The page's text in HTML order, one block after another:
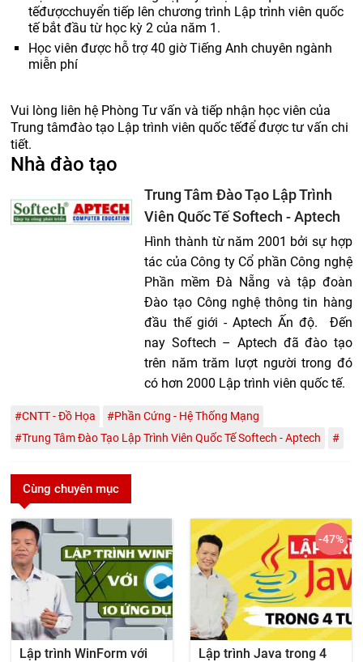
tếđượcchuyển tiếp lên chương trình Lập trình viên quốc
tế bắt đầu từ học kỳ 2 của năm 1.
Học viên được hỗ trợ 40 giờ Tiếng Anh chuyên ngành
miễn phí
Vui lòng liên hệ Phòng Tư vấn và tiếp nhận học viên của
Trung tâmđào tạo Lập trình viên quốc tếđể được tư vấn chi
tiết.
Nhà đào tạo
Trung Tâm Đào Tạo Lập Trình
Viên Quốc Tế Softech - Aptech
Hình thành từ năm 2001 bởi sự hợp
tác của Công ty Cổ phần Công nghệ
Phần mềm Đà Nẵng và tập đoàn
Đào tạo Công nghệ thông tin hàng
đầu thế giới - Aptech Ấn độ. Đến
nay Softech – Aptech đã đào tạo
trên năm trăm lượt người trong đó
có hơn 2000 Lập trình viên quốc tế.
#CNTT - Đồ Họa
#Phần Cứng - Hệ Thống Mạng
#Trung Tâm Đào Tạo Lập Trình Viên Quốc Tế Softech - Aptech
#
Cùng chuyên mục
Lập trình WinForm với
Lập trình Java trong 4
-47%